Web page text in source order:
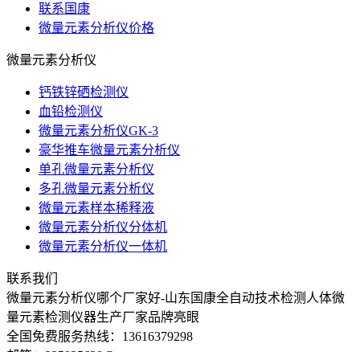
联系国康
微量元素分析仪价格
微量元素分析仪
钙铁锌硒检测仪
血铅检测仪
微量元素分析仪GK-3
豪华推车微量元素分析仪
单孔微量元素分析仪
多孔微量元素分析仪
微量元素样本稀释液
微量元素分析仪分体机
微量元素分析仪一体机
联系我们
微量元素分析仪哪个厂家好-山东国康全自动技术检测人体微
量元素检测仪器生产厂家品牌亮眼
全国免费服务热线：13616379298